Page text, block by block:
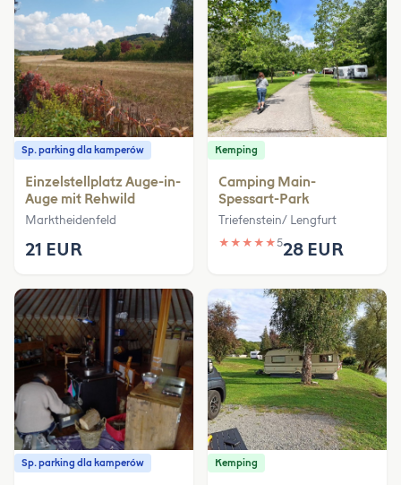
Sp. parking dla kamperów
Einzelstellplatz Auge-in-
Auge mit Rehwild
Marktheidenfeld
21 EUR
Kemping
Camping Main-
Spessart-Park
Triefenstein/ Lengfurt
★ ★ ★ ★ ★528 EUR
Sp. parking dla kamperów Kemping